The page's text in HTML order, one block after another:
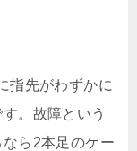
指先がわずかに
。故障という
ら2本足のケー